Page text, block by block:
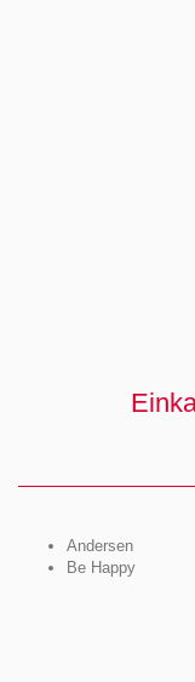
Andersen
Be Happy